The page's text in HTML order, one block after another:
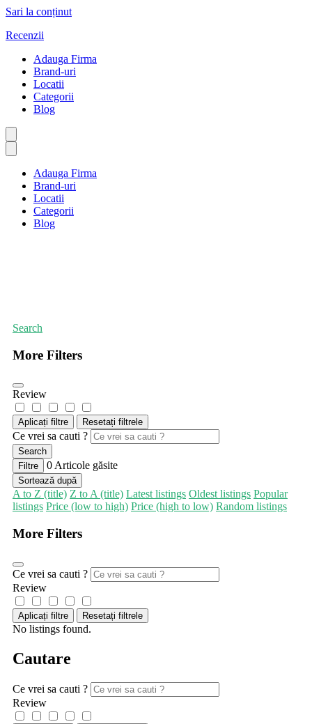
Sari la conținut
Recenzii
Adauga Firma
Brand-uri
Locatii
Categorii
Blog
Adauga Firma
Brand-uri
Locatii
Categorii
Blog
Search
More Filters
Review
Aplicați filtre Resetați filtrele
Ce vrei sa cauti ?
Search
Filtre
0 Articole găsite
Sortează după
A to Z (title) Z to A (title) Latest listings Oldest listings Popular
listings Price (low to high) Price (high to low) Random listings
More Filters
Ce vrei sa cauti ?
Review
Aplicați filtre Resetați filtrele
No listings found.
Cautare
Ce vrei sa cauti ?
Review